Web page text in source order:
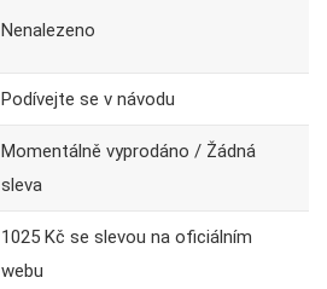
Nenalezeno
Podívejte se v návodu
Momentálně vyprodáno / Žádná
sleva
1025 Kč se slevou na oficiálním
webu